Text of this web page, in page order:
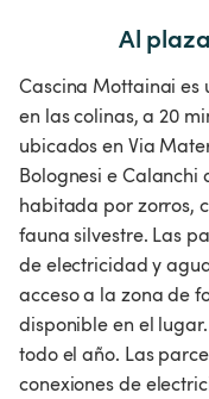
Al
Cascina Mottainai es
en las colinas, a 20
ubicados en Via
Bolognesi e
habitada por zorros,
fauna silvestre. Las
de electricidad y
acceso a la zona de
disponible en el
todo el año. Las
conexiones de